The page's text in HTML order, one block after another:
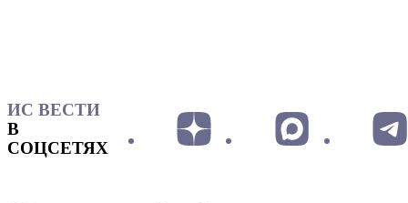
ИС ВЕСТИ
В
СОЦСЕТЯХ